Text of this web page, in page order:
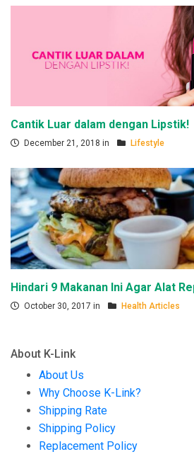
Cantik Luar dalam dengan Lipstik!
December 21, 2018 in Lifestyle
Hindari 9 Makanan Ini Agar Alat
October 30, 2017 in Health Articles
About K-Link
About Us
Why Choose K-Link?
Shipping Rate
Shipping Policy
Replacement Policy